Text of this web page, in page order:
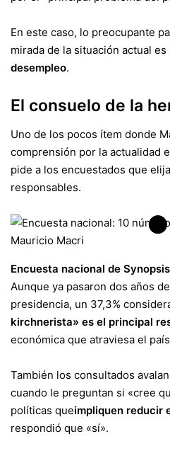
En este caso, lo preocupante
mirada de la situación actual es
desempleo.
El consuelo de la
Uno de los pocos ítem donde
comprensión por la actualidad
pide a los encuestados que
responsables.
Encuesta nacional de
Aunque ya pasaron dos años
presidencia, un 37,3%
kirchnerista» es el principal
económica que atraviesa el
También los consultados
cuando le preguntan si «cree
políticas queimpliquen reducir
respondió que «sí».